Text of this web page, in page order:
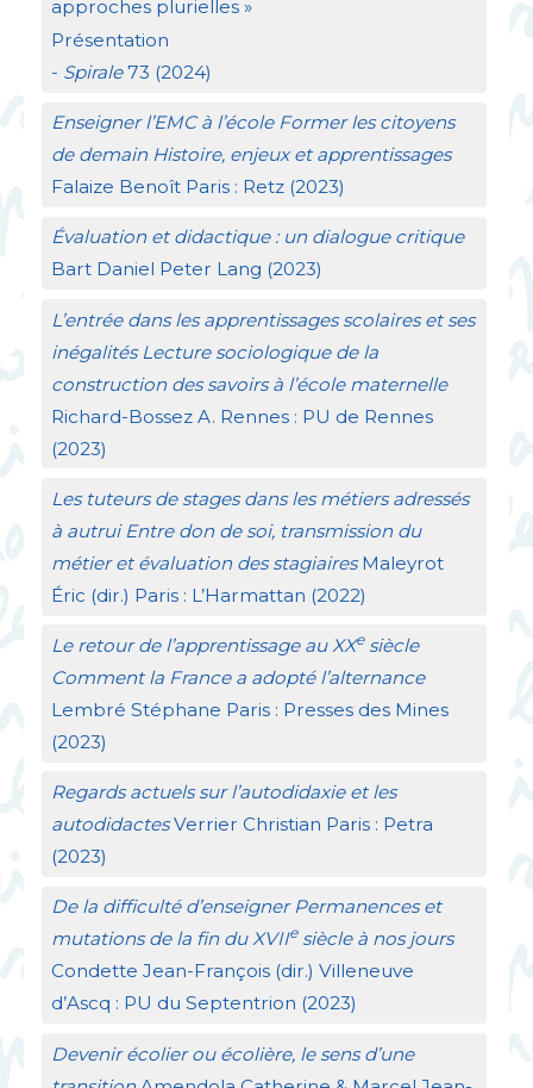
approches plurielles »
Présentation
- Spirale73 (2024)
Enseigner l’EMCà l’école Former les citoyens
de demain Histoire, enjeux et apprentissages
Falaize Benoît Paris : Retz (2023)
Évaluation et didactique : un dialogue critique
Bart Daniel Peter Lang (2023)
L’entrée dans les apprentissages scolaires et ses
inégalités Lecture sociologique de la
construction des savoirs à l’école maternelle
Richard-Bossez A. Rennes : PU de Rennes
(2023)
Les tuteurs de stages dans les métiers adressés
à autrui Entre don de soi, transmission du
métier et évaluation des stagiairesMaleyrot
Éric (dir.) Paris : L’Harmattan (2022)
Le retour de l’apprentissage auXXesiècle
Comment la France a adopté l’alternance
Lembré Stéphane Paris : Presses des Mines
(2023)
Regards actuels sur l’autodidaxie et les
autodidactesVerrier Christian Paris : Petra
(2023)
De la difficulté d’enseigner Permanences et
mutations de la fin duXVIIesiècle à nos jours
Condette Jean-François (dir.) Villeneuve
d’Ascq : PU du Septentrion (2023)
Devenir écolier ou écolière, le sens d’une